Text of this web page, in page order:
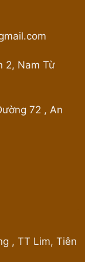
2, Nam Từ
72 , An
, TT Lim, Tiên